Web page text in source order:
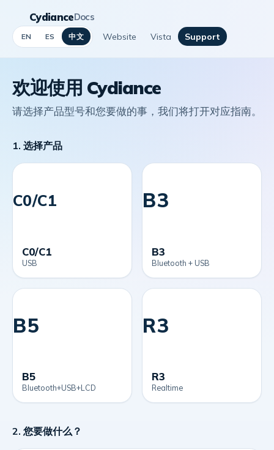
CydianceDocs
EN ES 中文 Website Vista Support
欢迎使用 Cydiance
请选择产品型号和您要做的事，我们将打开对应指南。
1. 选择产品
C0/C1
C0/C1
USB
B3
B3
Bluetooth + USB
B5
B5
Bluetooth+USB+LCD
R3
R3
Realtime
2. 您要做什么？